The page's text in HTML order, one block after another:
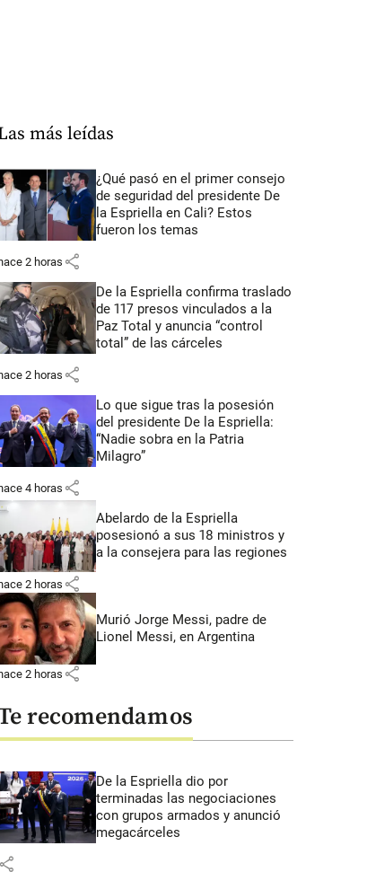
más leídas
¿Qué pasó en el primer consejo
de seguridad del presidente De
la Espriella en Cali? Estos
fueron los temas
2 horas share
De la Espriella confirma traslado
de 117 presos vinculados a la
Paz Total y anuncia “control
total” de las cárceles
2 horas share
Lo que sigue tras la posesión
del presidente De la Espriella:
“Nadie sobra en la Patria
Milagro”
4 horas share
Abelardo de la Espriella
posesionó a sus 18 ministros y
a la consejera para las regiones
2 horas share
Murió Jorge Messi, padre de
Lionel Messi, en Argentina
2 horas share
recomendamos
De la Espriella dio por
terminadas las negociaciones
con grupos armados y anunció
megacárceles
share